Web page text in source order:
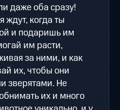
даже оба сразу!
ждут, когда ты
и подаришь им
им расти,
за ними, и как
их, чтобы они
зверятами. Не
их и много